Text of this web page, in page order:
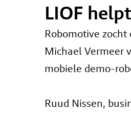
LIOF
Robomotive
Michael Vermeer
mobiele demo-
Ruud Nissen,